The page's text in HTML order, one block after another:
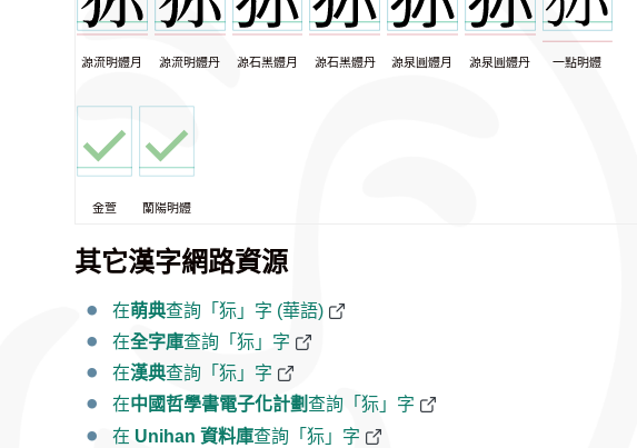
源流明體月 源流明體丹 源石黑體月 源石黑體丹 源泉圓體月 源泉圓體丹 一點明體
金萱 蘭陽明體
其它漢字網路資源
在萌典查詢「狋」字 (華語)
在全字庫查詢「狋」字
在漢典查詢「狋」字
在中國哲學書電子化計劃 查詢「狋」字
在 Unihan 資料庫查詢「狋」字